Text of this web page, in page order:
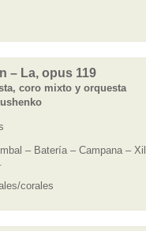
– La, opus 119
coro mixto y orquesta
– Batería – Campana –
corales